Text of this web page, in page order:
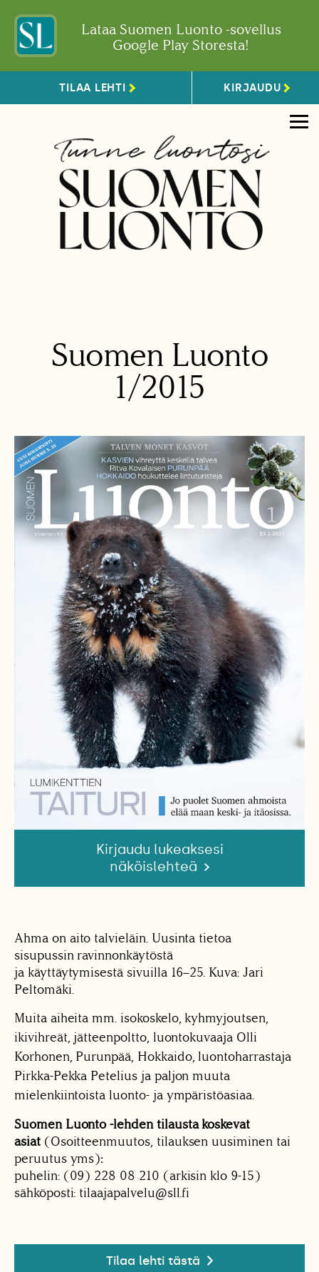
Lataa Suomen Luonto -sovellus
Google Play Storesta!
TILAA LEHTI KIRJAUDU
Suomen Luonto
1/2015
Kirjaudu lukeaksesi
näköislehteä
Ahma on aito talvieläin. Uusinta tietoa
sisupussin ravinnonkäytöstä
ja käyttäytymisestä sivuilla 16–25. Kuva: Jari
Peltomäki.
Muita aiheita mm. isokoskelo, kyhmyjoutsen,
ikivihreät, jätteenpoltto, luontokuvaaja Olli
Korhonen, Purunpää, Hokkaido, luontoharrastaja
Pirkka-Pekka Petelius ja paljon muuta
mielenkiintoista luonto- ja ympäristöasiaa.
Suomen Luonto -lehden tilausta koskevat
asiat (Osoitteenmuutos, tilauksen uusiminen tai
peruutus yms):
puhelin: (09) 228 08 210 (arkisin klo 9-15)
sähköposti: tilaajapalvelu@sll.fi
Tilaa lehti tästä